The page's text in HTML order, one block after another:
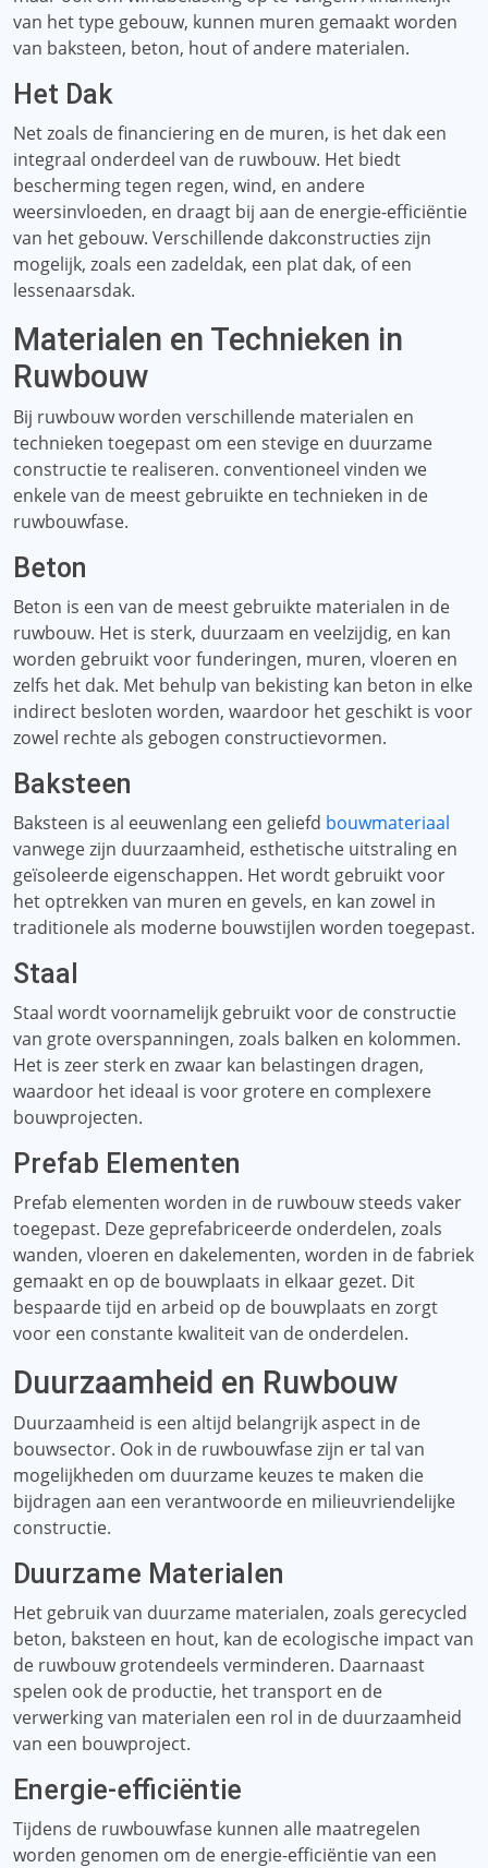
van het type gebouw, kunnen muren gemaakt worden
van baksteen, beton, hout of andere materialen.
Het Dak
Net zoals de financiering en de muren, is het dak een
integraal onderdeel van de ruwbouw. Het biedt
bescherming tegen regen, wind, en andere
weersinvloeden, en draagt ​​bij aan de energie-efficiëntie
van het gebouw. Verschillende dakconstructies zijn
mogelijk, zoals een zadeldak, een plat dak, of een
lessenaarsdak.
Materialen en Technieken in
Ruwbouw
Bij ruwbouw worden verschillende materialen en
technieken toegepast om een ​​stevige en duurzame
constructie te realiseren. conventioneel vinden we
enkele van de meest gebruikte en technieken in de
ruwbouwfase.
Beton
Beton is een van de meest gebruikte materialen in de
ruwbouw. Het is sterk, duurzaam en veelzijdig, en kan
worden gebruikt voor funderingen, muren, vloeren en
zelfs het dak. Met behulp van bekisting kan beton in elke
indirect besloten worden, waardoor het geschikt is voor
zowel rechte als gebogen constructievormen.
Baksteen
Baksteen is al eeuwenlang een geliefd bouwmateriaal
vanwege zijn duurzaamheid, esthetische uitstraling en
geïsoleerde eigenschappen. Het wordt gebruikt voor
het optrekken van muren en gevels, en kan zowel in
traditionele als moderne bouwstijlen worden toegepast.
Staal
Staal wordt voornamelijk gebruikt voor de constructie
van grote overspanningen, zoals balken en kolommen.
Het is zeer sterk en zwaar kan belastingen dragen,
waardoor het ideaal is voor grotere en complexere
bouwprojecten.
Prefab Elementen
Prefab elementen worden in de ruwbouw steeds vaker
toegepast. Deze geprefabriceerde onderdelen, zoals
wanden, vloeren en dakelementen, worden in de fabriek
gemaakt en op de bouwplaats in elkaar gezet. Dit
bespaarde tijd en arbeid op de bouwplaats en zorgt
voor een constante kwaliteit van de onderdelen.
Duurzaamheid en Ruwbouw
Duurzaamheid is een altijd belangrijk aspect in de
bouwsector. Ook in de ruwbouwfase zijn er tal van
mogelijkheden om duurzame keuzes te maken die
bijdragen aan een verantwoorde en milieuvriendelijke
constructie.
Duurzame Materialen
Het gebruik van duurzame materialen, zoals gerecycled
beton, baksteen en hout, kan de ecologische impact van
de ruwbouw grotendeels verminderen. Daarnaast
spelen ook de productie, het transport en de
verwerking van materialen een rol in de duurzaamheid
van een bouwproject.
Energie-efficiëntie
Tijdens de ruwbouwfase kunnen alle maatregelen
worden genomen om de energie-efficiëntie van een